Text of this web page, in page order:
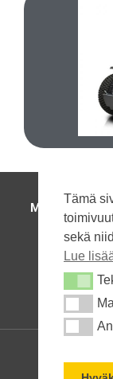
Tämä
sekä
Lue